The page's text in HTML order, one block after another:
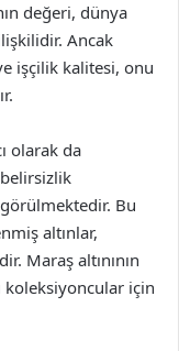
değeri, dünya
Ancak
işçilik kalitesi, onu
olarak da
Bu
altınlar,
Maraş altınının
için